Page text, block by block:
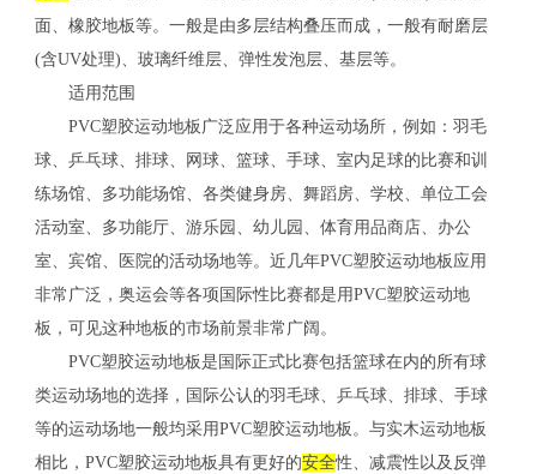
面、橡胶地板等。一般是由多层结构叠压而成，一般有耐磨层
(含UV处理)、玻璃纤维层、弹性发泡层、基层等。
适用范围
PVC塑胶运动地板广泛应用于各种运动场所，例如：羽毛
球、乒乓球、排球、网球、篮球、手球、室内足球的比赛和训
练场馆、多功能场馆、各类健身房、舞蹈房、学校、单位工会
活动室、多功能厅、游乐园、幼儿园、体育用品商店、办公
室、宾馆、医院的活动场地等。近几年PVC塑胶运动地板应用
非常广泛，奥运会等各项国际性比赛都是用PVC塑胶运动地
板，可见这种地板的市场前景非常广阔。
PVC塑胶运动地板是国际正式比赛包括篮球在内的所有球
类运动场地的选择，国际公认的羽毛球、乒乓球、排球、手球
等的运动场地一般均采用PVC塑胶运动地板。与实木运动地板
相比，PVC塑胶运动地板具有更好的安全性、减震性以及反弹